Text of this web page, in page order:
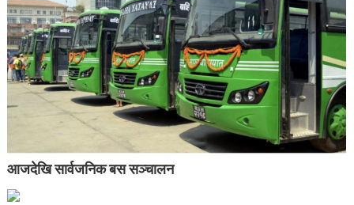
आजदेखि सार्वजनिक बस सञ्चालन